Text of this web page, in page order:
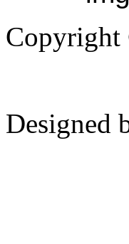
Copyright
Designed